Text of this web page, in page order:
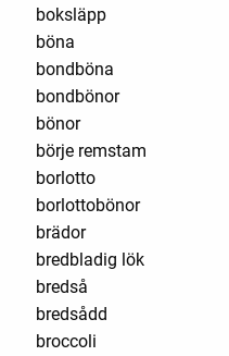
boksläpp
böna
bondböna
bondbönor
bönor
börje remstam
borlotto
borlottobönor
brädor
bredbladig lök
bredså
bredsådd
broccoli